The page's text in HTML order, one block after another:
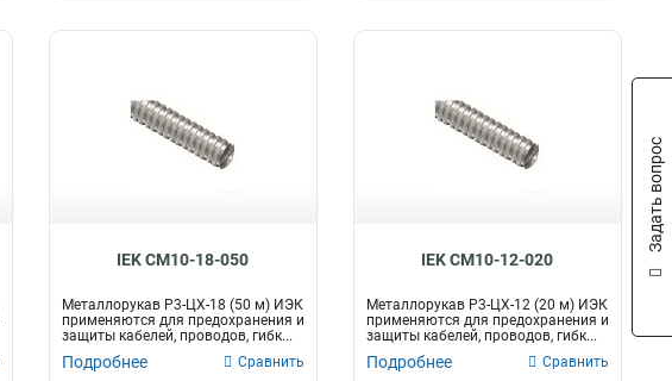
IEK CM10-18-050
Металлорукав Р3-ЦХ-18 (50 м) ИЭК
применяются для предохранения и
защиты кабелей, проводов, гибк...
Подробнее Сравнить
IEK CM10-12-020
Металлорукав Р3-ЦХ-12 (20 м) ИЭК
применяются для предохранения и
защиты кабелей, проводов, гибк...
Подробнее Сравнить
Задать вопрос